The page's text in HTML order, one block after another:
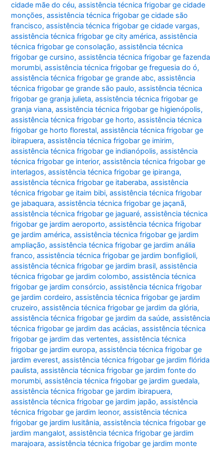
cidade mãe do céu,assistência técnica frigobar ge cidade
monções,assistência técnica frigobar ge cidade são
francisco,assistência técnica frigobar ge cidade vargas,
assistência técnica frigobar ge city américa,assistência
técnica frigobar ge consolação,assistência técnica
frigobar ge cursino,assistência técnica frigobar ge fazenda
morumbi,assistência técnica frigobar ge freguesia do ó,
assistência técnica frigobar ge grande abc,assistência
técnica frigobar ge grande são paulo,assistência técnica
frigobar ge granja julieta,assistência técnica frigobar ge
granja viana,assistência técnica frigobar ge higienópolis,
assistência técnica frigobar ge horto,assistência técnica
frigobar ge horto florestal,assistência técnica frigobar ge
ibirapuera,assistência técnica frigobar ge imirim,
assistência técnica frigobar ge indianópolis,assistência
técnica frigobar ge interior,assistência técnica frigobar ge
interlagos,assistência técnica frigobar ge ipiranga,
assistência técnica frigobar ge itaberaba,assistência
técnica frigobar ge itaim bibi,assistência técnica frigobar
ge jabaquara,assistência técnica frigobar ge jaçanã,
assistência técnica frigobar ge jaguaré,assistência técnica
frigobar ge jardim aeroporto,assistência técnica frigobar
ge jardim américa,assistência técnica frigobar ge jardim
ampliação,assistência técnica frigobar ge jardim anália
franco,assistência técnica frigobar ge jardim bonfiglioli,
assistência técnica frigobar ge jardim brasil,assistência
técnica frigobar ge jardim colombo,assistência técnica
frigobar ge jardim consórcio,assistência técnica frigobar
ge jardim cordeiro,assistência técnica frigobar ge jardim
cruzeiro,assistência técnica frigobar ge jardim da glória,
assistência técnica frigobar ge jardim da saúde,assistência
técnica frigobar ge jardim das acácias,assistência técnica
frigobar ge jardim das vertentes,assistência técnica
frigobar ge jardim europa,assistência técnica frigobar ge
jardim everest,assistência técnica frigobar ge jardim flórida
paulista,assistência técnica frigobar ge jardim fonte do
morumbi,assistência técnica frigobar ge jardim guedala,
assistência técnica frigobar ge jardim ibirapuera,
assistência técnica frigobar ge jardim japão,assistência
técnica frigobar ge jardim leonor,assistência técnica
frigobar ge jardim lusitânia,assistência técnica frigobar ge
jardim mangalot,assistência técnica frigobar ge jardim
marajoara,assistência técnica frigobar ge jardim monte